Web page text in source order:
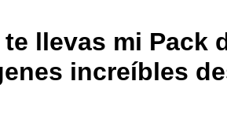
llevas mi Pack
increíbles